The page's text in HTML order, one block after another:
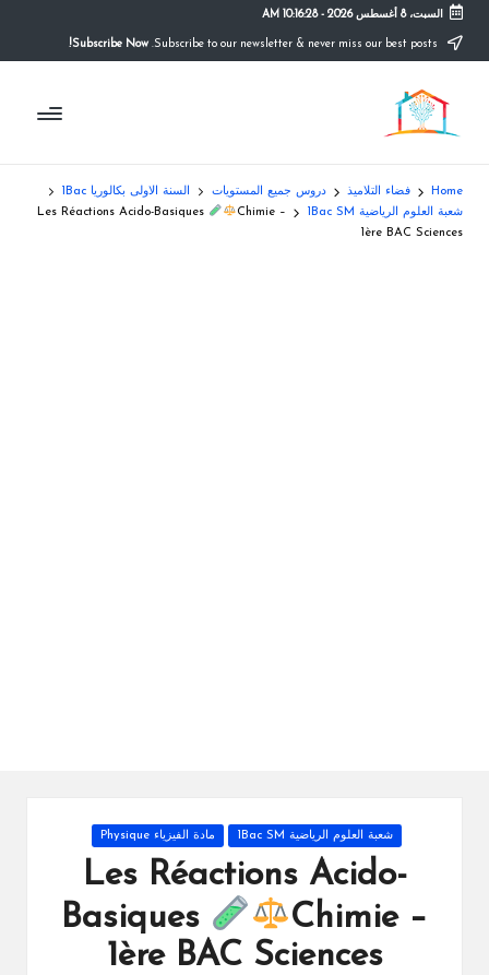
content
السبت، 8 أغسطس 2026 -
10:16:29 AM
Subscribe Now!
م
و
ق
ع
التعليم
الصريح
Home فضاء التلاميذ دروس جميع المستويات
السنة الاولى بكالوريا 1Bac
شعبة العلوم الرياضية 1Bac SM
Les Réactions Acido-Basiques
Chimie –
1ère BAC Sciences
Posted
شعبة العلوم الرياضية 1Bac SM مادة الفيزياء Physique
Les Réactions Acido-
Basiques
Chimie –
1ère BAC Sciences